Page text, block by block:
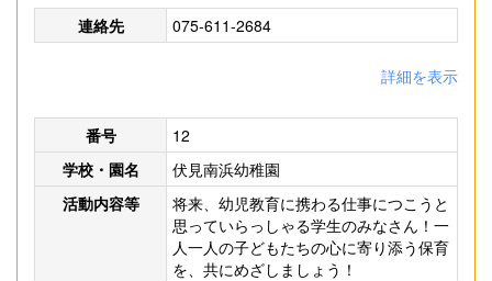
連絡先 075-611-2684
詳細を表示
番号
12
学校・園名
伏見南浜幼稚園
活動内容等
将来、幼児教育に携わる仕事につこうと
思っていらっしゃる学生のみなさん！一
人一人の子どもたちの心に寄り添う保育
を、共にめざしましょう！